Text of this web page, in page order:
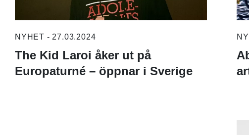
NYHET - 27.03.2024
The Kid Laroi åker ut på
Europaturné – öppnar i Sverige